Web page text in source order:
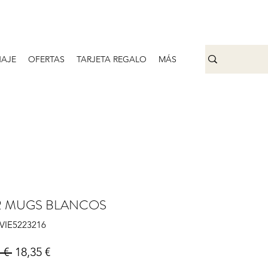
OFERTAS TARJETA REGALO MÁS
MUGS BLANCOS
€ Precio
18,35 €Precio de oferta